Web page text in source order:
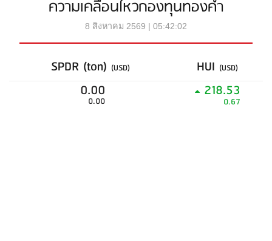
ความเคลื่อนไหวกองทุนทองคำ
8 สิงหาคม 2569 | 05:42:02
SPDR (ton) (USD) HUI (USD)
0.00
0.00
218.53
0.67